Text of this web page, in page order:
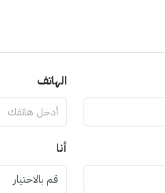
الهاتف
أنا
قم بالاختيار